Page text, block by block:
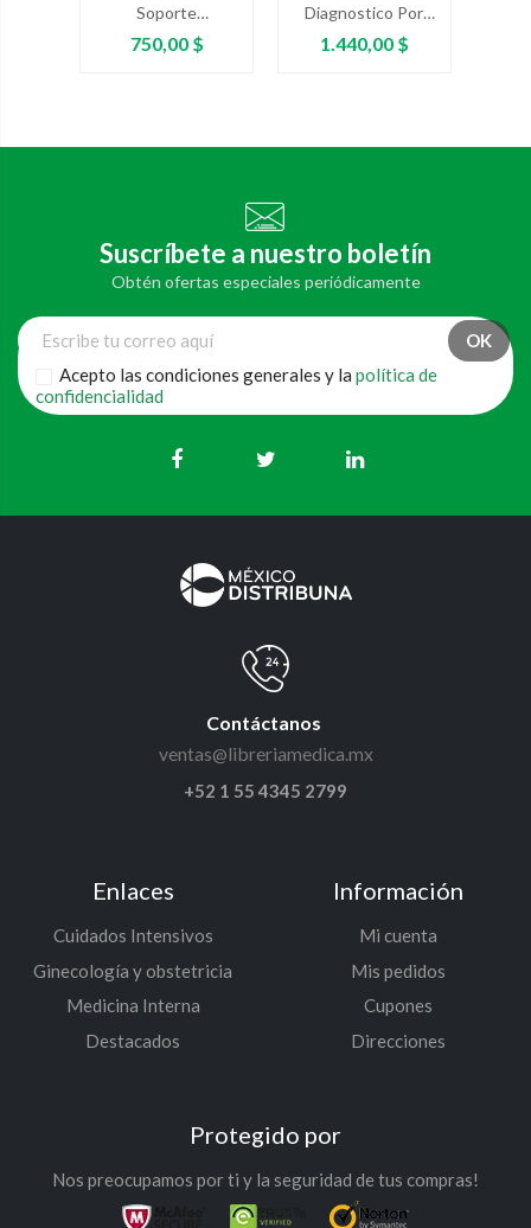
Soporte
Respiratorio En
Pediatría
Precio
750,00 $
Diagnostico Por
Imágenes-
Ecografía Pediátrica
Precio
1.440,00 $
Suscríbete a nuestro boletín
Obtén ofertas especiales periódicamente
Acepto las condiciones generales y lapolítica de
confidencialidad
Contáctanos
ventas@libreriamedica.mx
+52 1 55 4345 2799
Enlaces
Cuidados Intensivos
Ginecología y obstetricia
Medicina Interna
Destacados
Información
Mi cuenta
Mis pedidos
Cupones
Direcciones
Protegido por
Nos preocupamos por ti y la seguridad de tus compras!